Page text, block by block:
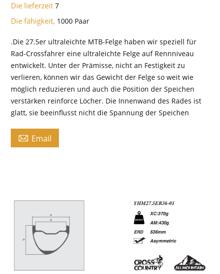
Die lieferzeit7
Die fähigkeit, 1000 Paar
.Die 27.5er ultraleichte MTB-Felge haben wir speziell für
Rad-Crossfahrer eine ultraleichte Felge auf Rennniveau
entwickelt. Unter der Prämisse, nicht an Festigkeit zu
verlieren, können wir das Gewicht der Felge so weit wie
möglich reduzieren und auch die Position der Speichen
verstärken reinforce Löcher. Die Innenwand des Rades ist
glatt, sie beeinflusst nicht die Spannung der Speichen
 Email